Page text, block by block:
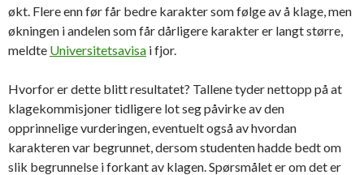
økt. Flere enn før får bedre karakter som følge av å klage, men
økningen i andelen som får dårligere karakter er langt større,
meldte Universitetsavisa i fjor.
Hvorfor er dette blitt resultatet? Tallene tyder nettopp på at
klagekommisjoner tidligere lot seg påvirke av den
opprinnelige vurderingen, eventuelt også av hvordan
karakteren var begrunnet, dersom studenten hadde bedt om
slik begrunnelse i forkant av klagen. Spørsmålet er om det er